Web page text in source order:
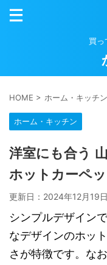
買っ
HOME > ホーム・キッチン
ホーム・キッチン
洋室にも合う
ホットカーペッ
更新日： 2024年12月19日
シンプルデザイン
なデザインのホッ
さが特徴です。な